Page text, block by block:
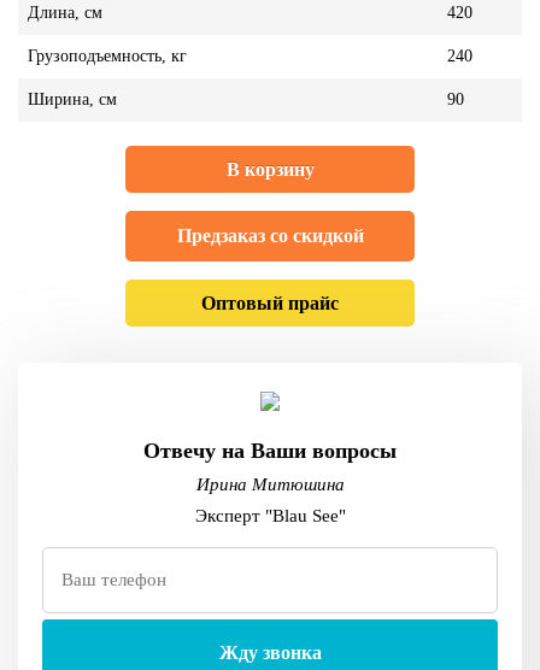
Длина, см 420
Грузоподъемность, кг 240
Ширина, см 90
В корзину
Предзаказ со скидкой
Оптовый прайс
Отвечу на Ваши вопросы
Ирина Митюшина
Эксперт "Blau See"